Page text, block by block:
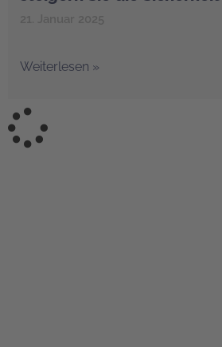
Weiterlesen »